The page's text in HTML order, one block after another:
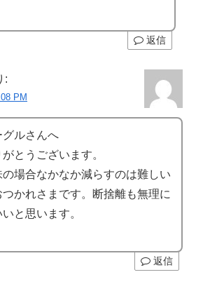
返信
:
PM
グルさんへ
とうございます。
の場合なかなか減らすのは難しい
かれさまです。断捨離も無理に
と思います。
返信